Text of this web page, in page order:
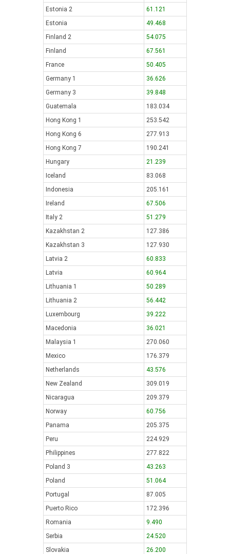
Estonia 2
61.121
Estonia
49.468
Finland 2
54.075
Finland
67.561
France
50.405
Germany 1
36.626
Germany 3
39.848
Guatemala
183.034
Hong Kong 1
253.542
Hong Kong 6
277.913
Hong Kong 7
190.241
Hungary
21.239
Iceland
83.068
Indonesia
205.161
Ireland
67.506
Italy 2
51.279
Kazakhstan 2
127.386
Kazakhstan 3
127.930
Latvia 2
60.833
Latvia
60.964
Lithuania 1
50.289
Lithuania 2
56.442
Luxembourg
39.222
Macedonia
36.021
Malaysia 1
270.060
Mexico
176.379
Netherlands
43.576
New Zealand
309.019
Nicaragua
209.379
Norway
60.756
Panama
205.375
Peru
224.929
Philippines
277.822
Poland 3
43.263
Poland
51.064
Portugal
87.005
Puerto Rico
172.396
Romania
9.490
Serbia
24.520
Slovakia
26.200